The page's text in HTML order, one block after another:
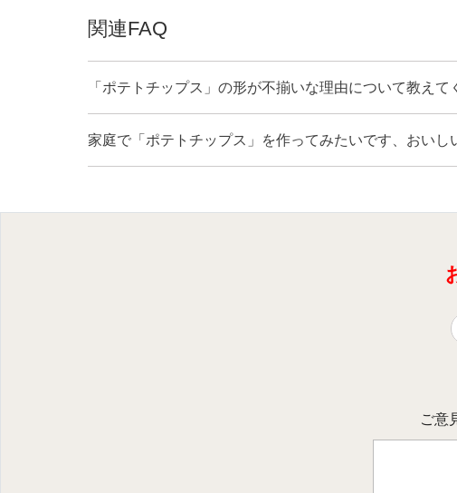
関連FAQ
「ポテトチップス」の形が不揃いな理由について教えて
家庭で「ポテトチップス」を作ってみたいです、おいし
ご意